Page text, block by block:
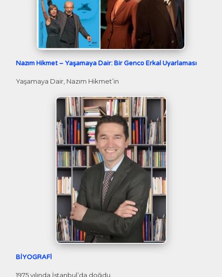
Nazım Hikmet – Yaşamaya Dair: Bir Genco Erkal Uyarlaması
Yaşamaya Dair, Nazım Hikmet’in
BİYOGRAFİ
1975 yılında İstanbul’da doğdu.